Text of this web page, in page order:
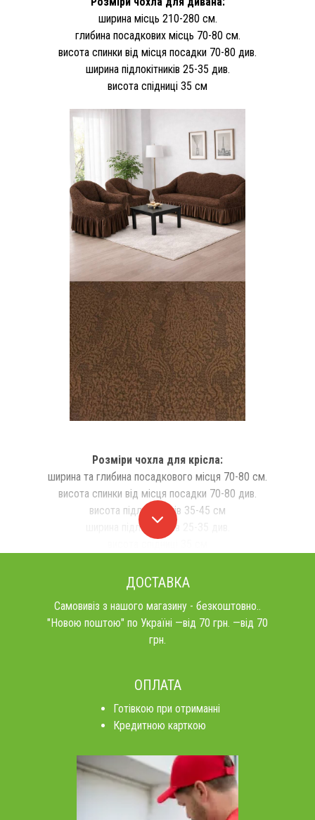
ширина місць 210-280 см.
глибина посадкових місць 70-80 см.
висота спинки від місця посадки 70-80 див.
ширина підлокітників 25-35 див.
висота спідниці 35 см
Розміри чохла для крісла:
ширина та глибина посадкового місця 70-80 см.
висота спинки від місця посадки 70-80 див.
висота підлокітників 35-45 см
ширина підлокітників 25-35 див.
ДОСТАВКА
Самовивіз з нашого магазину - безкоштовно..
"Новою поштою" по Україні —від 70 грн. —від 70
грн.
ОПЛАТА
Готівкою при отриманні
Кредитною карткою